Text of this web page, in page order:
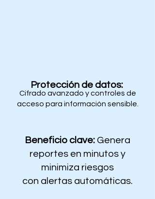
Protección de datos:
Cifrado avanzado y controles de
acceso para información sensible.
Beneficio clave: Genera
reportes en minutos y
minimiza riesgos
con alertas automáticas.